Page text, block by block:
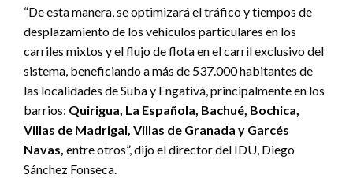
“De esta manera, se optimizará el tráfico y tiempos de
desplazamiento de los vehículos particulares en los
carriles mixtos y el flujo de flota en el carril exclusivo del
sistema, beneficiando a más de 537.000 habitantes de
las localidades de Suba y Engativá, principalmente en los
barrios: Quirigua, La Española, Bachué, Bochica,
Villas de Madrigal, Villas de Granada y Garcés
Navas, entre otros”, dijo el director del IDU, Diego
Sánchez Fonseca.